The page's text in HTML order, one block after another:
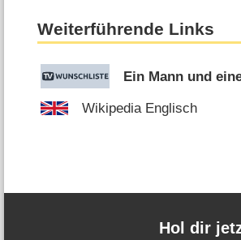
Weiterführende Links
Ein Mann und
Wikipedia Englisch
Hol dir